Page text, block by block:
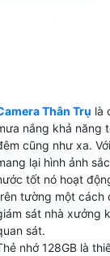
hàng công
có độ bền
xa. chống
năng quan
hình ảnh
khắc
cự.
Thân Trụ là
nắng khả năng
cũng như xa.
lại hình ảnh
tốt nó hoạt
tường một cách
sát nhà xưởng
sát.
nhớ 128GB là